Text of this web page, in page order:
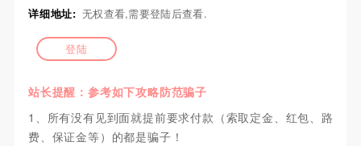
详细地址: 无权查看,需要登陆后查看.
登陆
站长提醒：参考如下攻略防范骗子
1、所有没有见到面就提前要求付款（索取定金、红包、路
费、保证金等）的都是骗子！